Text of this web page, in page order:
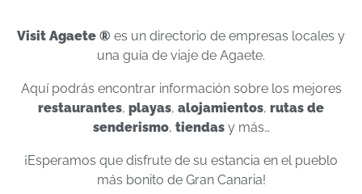
Visit Agaete ® es un directorio de empresas locales y
una guía de viaje de Agaete.
Aquí podrás encontrar información sobre los mejores
restaurantes, playas, alojamientos, rutas de
senderismo, tiendasy más…
¡Esperamos que disfrute de su estancia en el pueblo
más bonito de Gran Canaria!